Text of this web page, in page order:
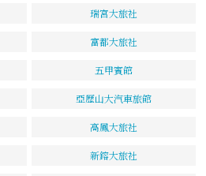
瑞宮大旅社
富都大旅社
五甲賓館
亞歷山大汽車旅館
高鳳大旅社
新鎔大旅社